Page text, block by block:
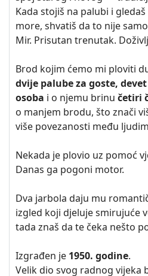
Kada stojiš na palubi i
more, shvatiš da to nije
Mir. Prisutan trenutak.
Brod kojim ćemo mi ploviti
dvije palube za goste,
osoba i o njemu brinu četiri
o manjem brodu, što znači
više povezanosti među
Nekada je plovio uz pomoć
Danas ga pogoni motor.
Dva jarbola daju mu
izgled koji djeluje smirujuće
tada znaš da te čeka nešto
Izgrađen je 1950. godine.
Velik dio svog radnog vijeka